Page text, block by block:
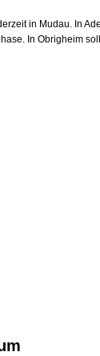
in Mudau. In
In Obrigheim